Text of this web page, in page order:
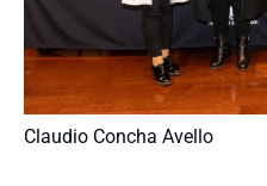
Claudio Concha Avello